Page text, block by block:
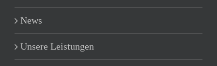
News
Unsere Leistungen